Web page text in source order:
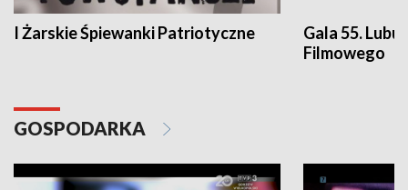
I Żarskie Śpiewanki Patriotyczne
Gala 55.
Filmowego
GOSPODARKA